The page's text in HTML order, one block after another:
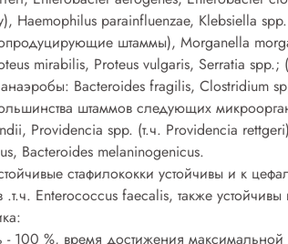
Haemophilus parainfluenzae, Klebsiella
штаммы), Morganella
mirabilis, Proteus vulgaris, Serratia
анаэробы: Bacteroides fragilis, Clostridium
штаммов следующих
Providencia spp. (т.ч. Providencia
Bacteroides melaninogenicus.
стафилококки устойчивы и к
.т.ч. Enterococcus faecalis, также устойчивы
- 100 %, время достижения